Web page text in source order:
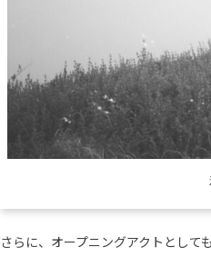
さらに、オープニングアクトとして